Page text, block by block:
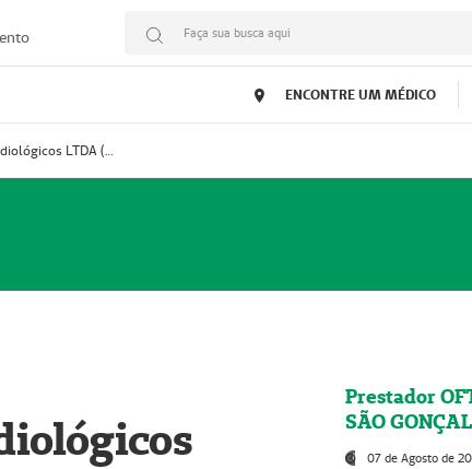
Faça sua busca aqui
ENCONTRE UM MÉDICO
Prestador Decordis Exames Cardiológicos LTDA (51004346-0)
Prestador
SÃO
07 de Agosto de